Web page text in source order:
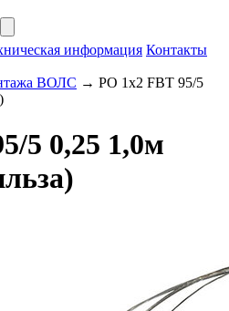
информация Контакты
ВОЛС → РO 1х2 FBT 95/5
5 0,25 1,0м